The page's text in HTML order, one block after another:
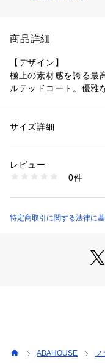
商品詳細
【デザイン】
極上の素材感を誇る最
ルテッドコート。優雅
【素材】
【コーディネート】
ーレに設立した新鋭フ
の老舗サルト、アント
性別：メンズ
素材：毛100%
商品番号：
03412000010 （ショップ）
サイズ詳細
レビュー
0件
特定商取引に関する法律に
ABAHOUSE フ